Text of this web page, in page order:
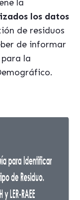
la
los datos
de residuos
de informar
la